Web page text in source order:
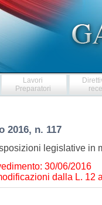
Lavori
Preparatori
2016, n. 117
legislative in
30/06/2016
dalla L. 12